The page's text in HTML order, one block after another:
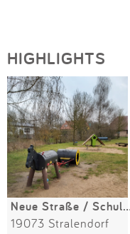
HIGHLIGHTS
Neue Straße
19073 Stralendorf